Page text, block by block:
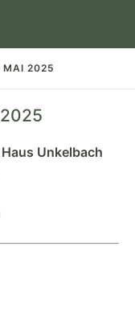
MAI 2025
Unkelbach